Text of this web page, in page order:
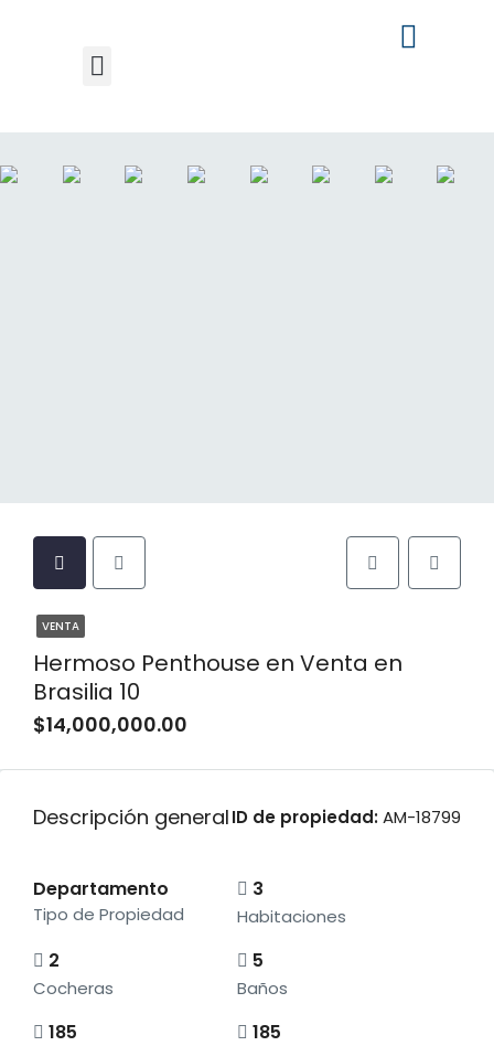
VENTA
Hermoso Penthouse en Venta en
Brasilia 10
$14,000,000.00
Descripción generalID de propiedad:AM-18799
Departamento
Tipo de Propiedad
3
Habitaciones
2
Cocheras
5
Baños
185 185